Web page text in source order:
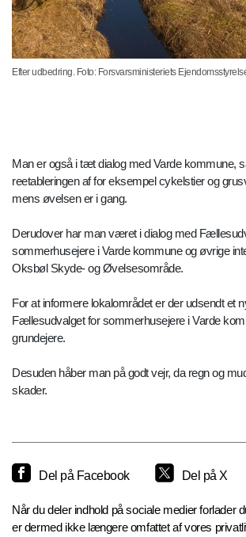
Efter udbedring. Foto: Forsvarsministeriets
Man er også i tæt dialog med Varde kommune,
reetableringen af for eksempel cykelstier og
mens øvelsen er i gang.
Derudover har man været i dialog med
sommerhusejere i Varde kommune og øvrige
Oksbøl Skyde- og Øvelsesområde.
For at informere lokalområdet er der udsendt et
Fællesudvalget for sommerhusejere i Varde
grundejere.
Desuden håber man på godt vejr, da regn og
skader.
Del på Facebook Del på X
Når du deler indhold på sociale medier forlader
er dermed ikke længere omfattet af vores